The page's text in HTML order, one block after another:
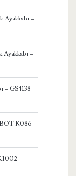
–
–
– GS4138
K086